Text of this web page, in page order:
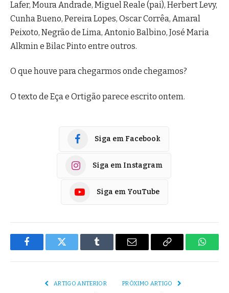
Lafer, Moura Andrade, Miguel Reale (pai), Herbert Levy,
Cunha Bueno, Pereira Lopes, Oscar Corrêa, Amaral
Peixoto, Negrão de Lima, Antonio Balbino, José Maria
Alkmin e Bilac Pinto entre outros.
O que houve para chegarmos onde chegamos?
O texto de Eça e Ortigão parece escrito ontem.
Siga em Facebook
Siga em Instagram
Siga em YouTube
FacebookTwitter Tumblr
E-
Copiar
ARTIGO ANTERIOR PRÓXIMO ARTIGO